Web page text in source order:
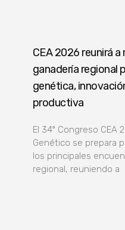
CEA 2026 reunirá
ganadería regional
genética,
productiva
El 34º Congreso CEA
Genético se prepara
los principales
regional, reuniendo a